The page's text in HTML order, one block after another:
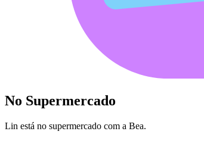
No Supermercado
Lin está no supermercado com a Bea.